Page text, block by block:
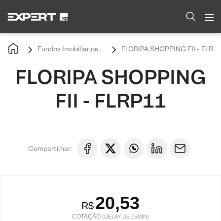
Fundos Imobiliarios FLORIPA SHOPPING FII -
FLORIPA SHOPPING
FII - FLRP11
Compartilhar:
R$20,53
COTAÇÃO (DELAY DE 15MIN)